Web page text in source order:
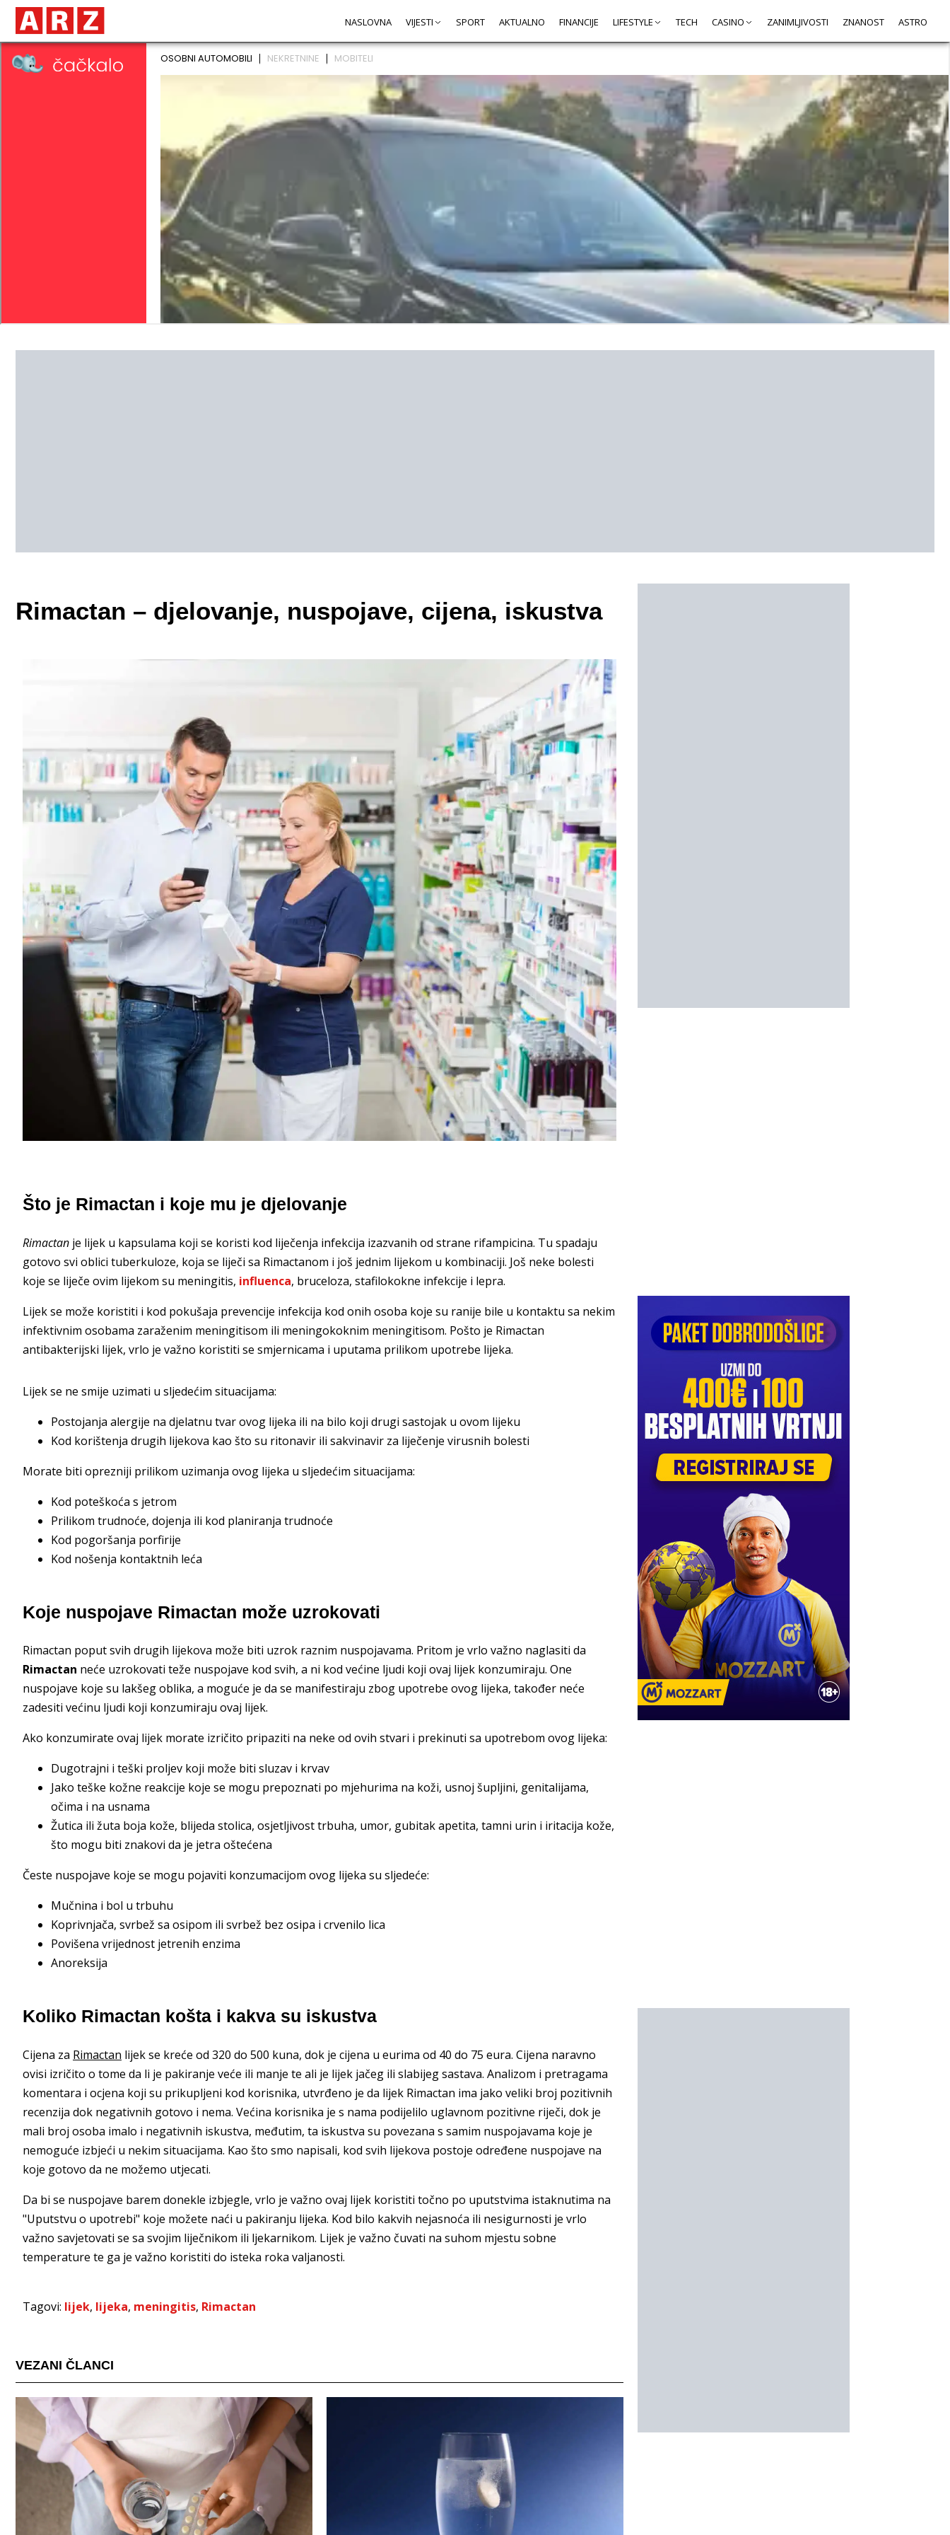
NASLOVNA VIJESTI SPORT AKTUALNO FINANCIJE LIFESTYLE TECH CASINO ZANIMLJIVOSTI ZNANOST ASTRO
Rimactan – djelovanje, nuspojave, cijena, iskustva
Što je Rimactan i koje mu je djelovanje
Rimactan je lijek u kapsulama koji se koristi kod liječenja infekcija izazvanih od strane rifampicina. Tu spadaju
gotovo svi oblici tuberkuloze, koja se liječi sa Rimactanom i još jednim lijekom u kombinaciji. Još neke bolesti
koje se liječe ovim lijekom su meningitis, influenca, bruceloza, stafilokokne infekcije i lepra.
Lijek se može koristiti i kod pokušaja prevencije infekcija kod onih osoba koje su ranije bile u kontaktu sa nekim
infektivnim osobama zaraženim meningitisom ili meningokoknim meningitisom. Pošto je Rimactan
antibakterijski lijek, vrlo je važno koristiti se smjernicama i uputama prilikom upotrebe lijeka.
Lijek se ne smije uzimati u sljedećim situacijama:
Postojanja alergije na djelatnu tvar ovog lijeka ili na bilo koji drugi sastojak u ovom lijeku
Kod korištenja drugih lijekova kao što su ritonavir ili sakvinavir za liječenje virusnih bolesti
Morate biti oprezniji prilikom uzimanja ovog lijeka u sljedećim situacijama:
Kod poteškoća s jetrom
Prilikom trudnoće, dojenja ili kod planiranja trudnoće
Kod pogoršanja porfirije
Kod nošenja kontaktnih leća
Koje nuspojave Rimactan može uzrokovati
Rimactan poput svih drugih lijekova može biti uzrok raznim nuspojavama. Pritom je vrlo važno naglasiti da
Rimactan neće uzrokovati teže nuspojave kod svih, a ni kod većine ljudi koji ovaj lijek konzumiraju. One
nuspojave koje su lakšeg oblika, a moguće je da se manifestiraju zbog upotrebe ovog lijeka, također neće
zadesiti većinu ljudi koji konzumiraju ovaj lijek.
Ako konzumirate ovaj lijek morate izričito pripaziti na neke od ovih stvari i prekinuti sa upotrebom ovog lijeka:
Dugotrajni i teški proljev koji može biti sluzav i krvav
Jako teške kožne reakcije koje se mogu prepoznati po mjehurima na koži, usnoj šupljini, genitalijama,
očima i na usnama
Žutica ili žuta boja kože, blijeda stolica, osjetljivost trbuha, umor, gubitak apetita, tamni urin i iritacija kože,
što mogu biti znakovi da je jetra oštećena
Česte nuspojave koje se mogu pojaviti konzumacijom ovog lijeka su sljedeće:
Mučnina i bol u trbuhu
Koprivnjača, svrbež sa osipom ili svrbež bez osipa i crvenilo lica
Povišena vrijednost jetrenih enzima
Anoreksija
Koliko Rimactan košta i kakva su iskustva
Cijena za Rimactan lijek se kreće od 320 do 500 kuna, dok je cijena u eurima od 40 do 75 eura. Cijena naravno
ovisi izričito o tome da li je pakiranje veće ili manje te ali je lijek jačeg ili slabijeg sastava. Analizom i pretragama
komentara i ocjena koji su prikupljeni kod korisnika, utvrđeno je da lijek Rimactan ima jako veliki broj pozitivnih
recenzija dok negativnih gotovo i nema. Većina korisnika je s nama podijelilo uglavnom pozitivne riječi, dok je
mali broj osoba imalo i negativnih iskustva, međutim, ta iskustva su povezana s samim nuspojavama koje je
nemoguće izbjeći u nekim situacijama. Kao što smo napisali, kod svih lijekova postoje određene nuspojave na
koje gotovo da ne možemo utjecati.
Da bi se nuspojave barem donekle izbjegle, vrlo je važno ovaj lijek koristiti točno po uputstvima istaknutima na
"Uputstvu o upotrebi" koje možete naći u pakiranju lijeka. Kod bilo kakvih nejasnoća ili nesigurnosti je vrlo
važno savjetovati se sa svojim liječnikom ili ljekarnikom. Lijek je važno čuvati na suhom mjestu sobne
temperature te ga je važno koristiti do isteka roka valjanosti.
Tagovi: lijek, lijeka, meningitis, Rimactan
VEZANI ČLANCI